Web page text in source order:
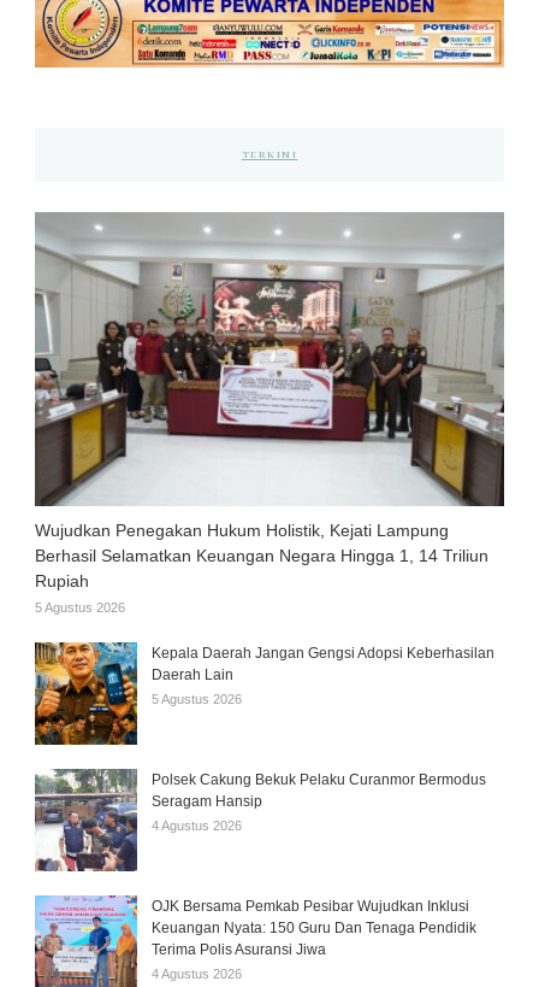
TERKINI
Wujudkan Penegakan Hukum Holistik, Kejati Lampung
Berhasil Selamatkan Keuangan Negara Hingga 1, 14 Triliun
Rupiah
5 Agustus 2026
Kepala Daerah Jangan Gengsi Adopsi Keberhasilan
Daerah Lain
5 Agustus 2026
Polsek Cakung Bekuk Pelaku Curanmor Bermodus
Seragam Hansip
4 Agustus 2026
OJK Bersama Pemkab Pesibar Wujudkan Inklusi
Keuangan Nyata: 150 Guru Dan Tenaga Pendidik
Terima Polis Asuransi Jiwa
4 Agustus 2026